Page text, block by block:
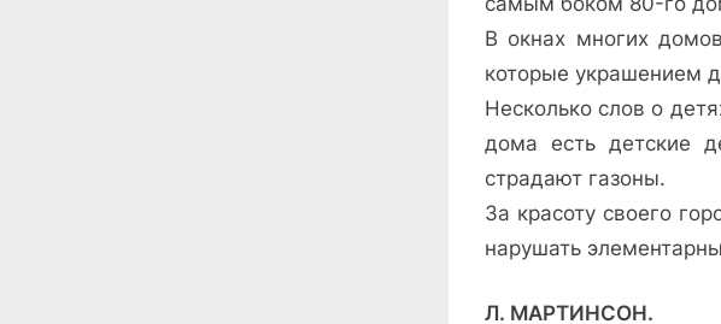
В окнах многих
которые украшением
Несколько слов о
дома есть детские
страдают газоны.
За красоту своего
нарушать
Л. МАРТИНСОН.